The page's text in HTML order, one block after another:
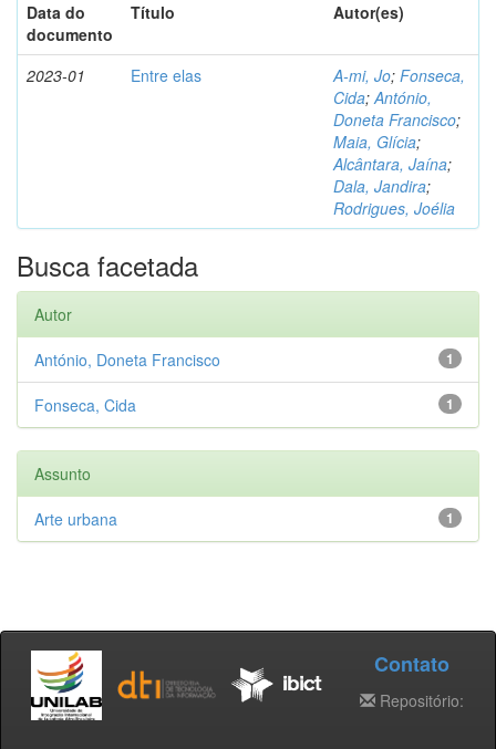
Data do
documento
Título Autor(es)
2023-01 Entre elas A-mi, Jo; Fonseca,
Cida;António,
Doneta Francisco;
Maia, Glícia;
Alcântara, Jaína;
Dala, Jandira;
Rodrigues, Joélia
Busca facetada
Autor
1
António, Doneta Francisco
1
Fonseca, Cida
Assunto
1
Arte urbana
Contato
Repositório: